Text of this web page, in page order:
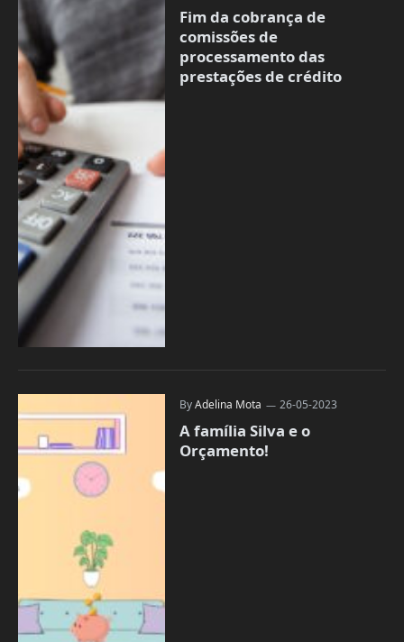
Fim da cobrança de
comissões de
processamento das
prestações de crédito
ByAdelina Mota 26-05-2023
A família Silva e o
Orçamento!